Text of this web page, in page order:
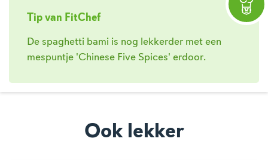
Tip van FitChef
De spaghetti bami is nog lekkerder met een
mespuntje 'Chinese Five Spices' erdoor.
Ook lekker